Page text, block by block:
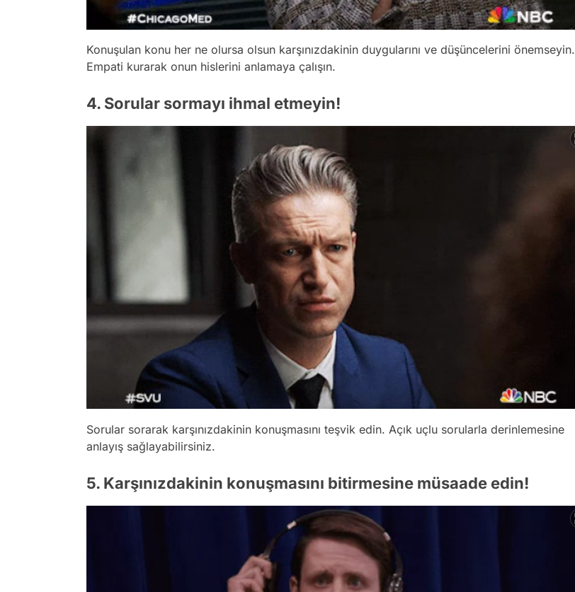
Konuşulan konu her ne olursa olsun karşınızdakinin duygularını ve düşüncelerini önemseyin.
Empati kurarak onun hislerini anlamaya çalışın.
4. Sorular sormayı ihmal etmeyin!
Sorular sorarak karşınızdakinin konuşmasını teşvik edin. Açık uçlu sorularla derinlemesine
anlayış sağlayabilirsiniz.
5. Karşınızdakinin konuşmasını bitirmesine müsaade edin!